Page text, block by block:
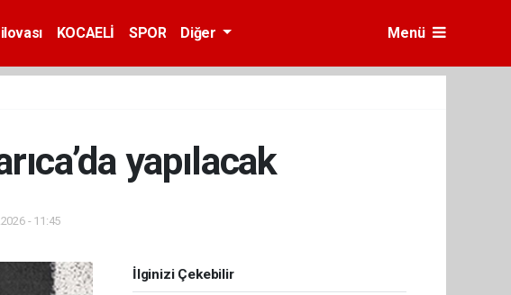
KOCAELİ SPOR Diğer Menü
yapılacak
- 11:45
İlginizi Çekebilir